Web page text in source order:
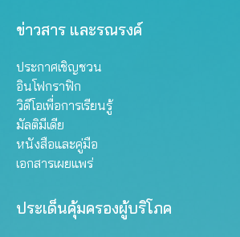
ข่าวสาร และรณรงค์
ประกาศเชิญชวน
อินโฟกราฟิก
วิดีโอเพื่อการเรียนรู้
มัลติมีเดีย
หนังสือและคู่มือ
เอกสารเผยแพร่
ประเด็นคุ้มครองผู้บริโภค